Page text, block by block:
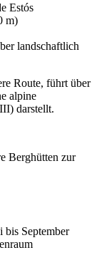
Estós
m)
landschaftlich
Route, führt über
alpine
darstellt.
Berghütten zur
bis September